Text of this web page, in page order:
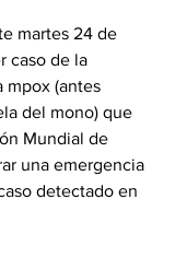
martes 24 de
caso de la
mpox (antes
del mono) que
Mundial de
una emergencia
detectado en